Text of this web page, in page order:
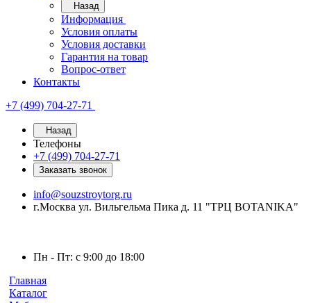
Назад
Информация
Условия оплаты
Условия доставки
Гарантия на товар
Вопрос-ответ
Контакты
+7 (499) 704-27-71
Назад
Телефоны
+7 (499) 704-27-71
Заказать звонок
info@souzstroytorg.ru
г.Москва ул. Вильгельма Пика д. 11 "ТРЦ BOTANIKA"
Пн - Пт: с 9:00 до 18:00
Главная
Каталог